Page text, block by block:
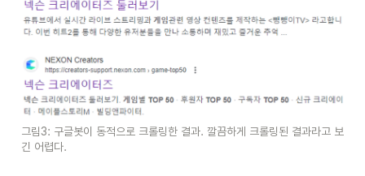
그림3: 구글봇이 동적으로 크롤링한 결과. 깔끔하게 크롤링된 결과라고 보
긴 어렵다.